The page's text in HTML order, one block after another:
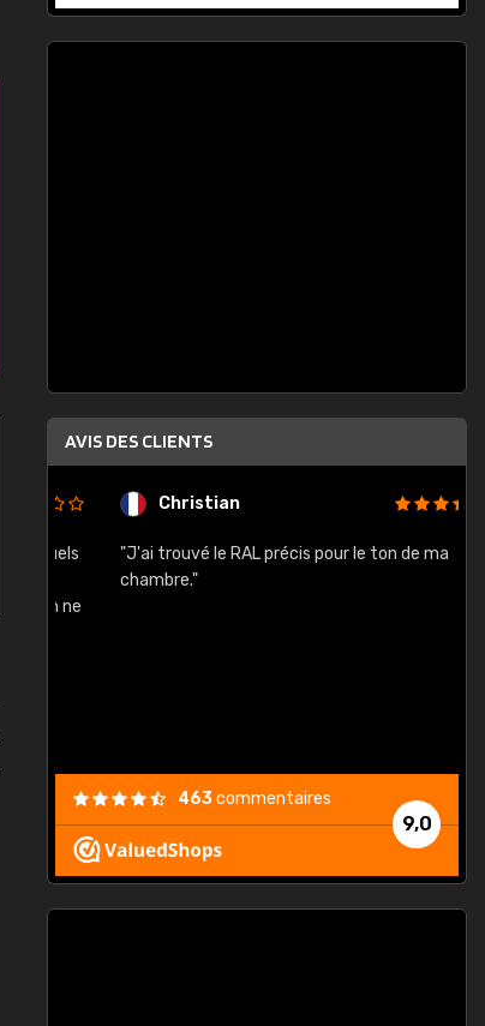
AVIS DES CLIENTS
Christian
"J'ai trouvé le RAL précis pour le ton de ma
chambre."
9,0
463commentaires